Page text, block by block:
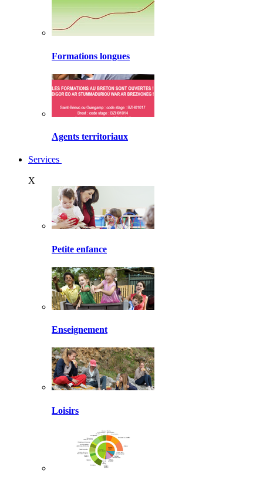
Formations longues
Agents territoriaux
Services
X
Petite enfance
Enseignement
Loisirs